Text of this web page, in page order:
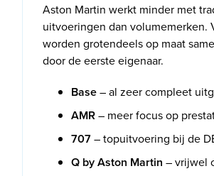
Aston Martin werkt minder met
uitvoeringen dan volumemerken.
worden grotendeels op maat
door de eerste eigenaar.
Base– al zeer compleet
AMR– meer focus op
707– topuitvoering bij de
Q by Aston Martin – vrijwel